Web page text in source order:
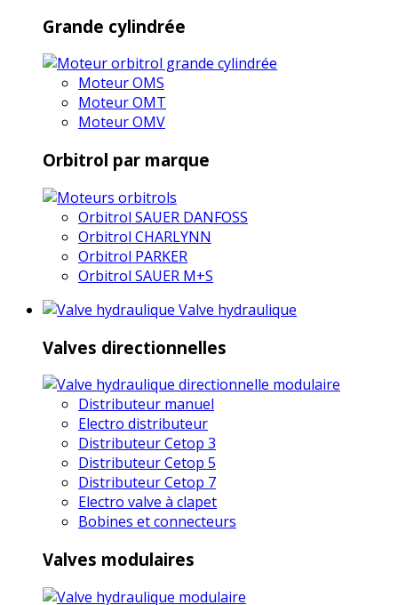
Grande cylindrée
Moteur OMS
Moteur OMT
Moteur OMV
Orbitrol par marque
Orbitrol SAUER DANFOSS
Orbitrol CHARLYNN
Orbitrol PARKER
Orbitrol SAUER M+S
Valve hydraulique
Valves directionnelles
Distributeur manuel
Electro distributeur
Distributeur Cetop 3
Distributeur Cetop 5
Distributeur Cetop 7
Electro valve à clapet
Bobines et connecteurs
Valves modulaires